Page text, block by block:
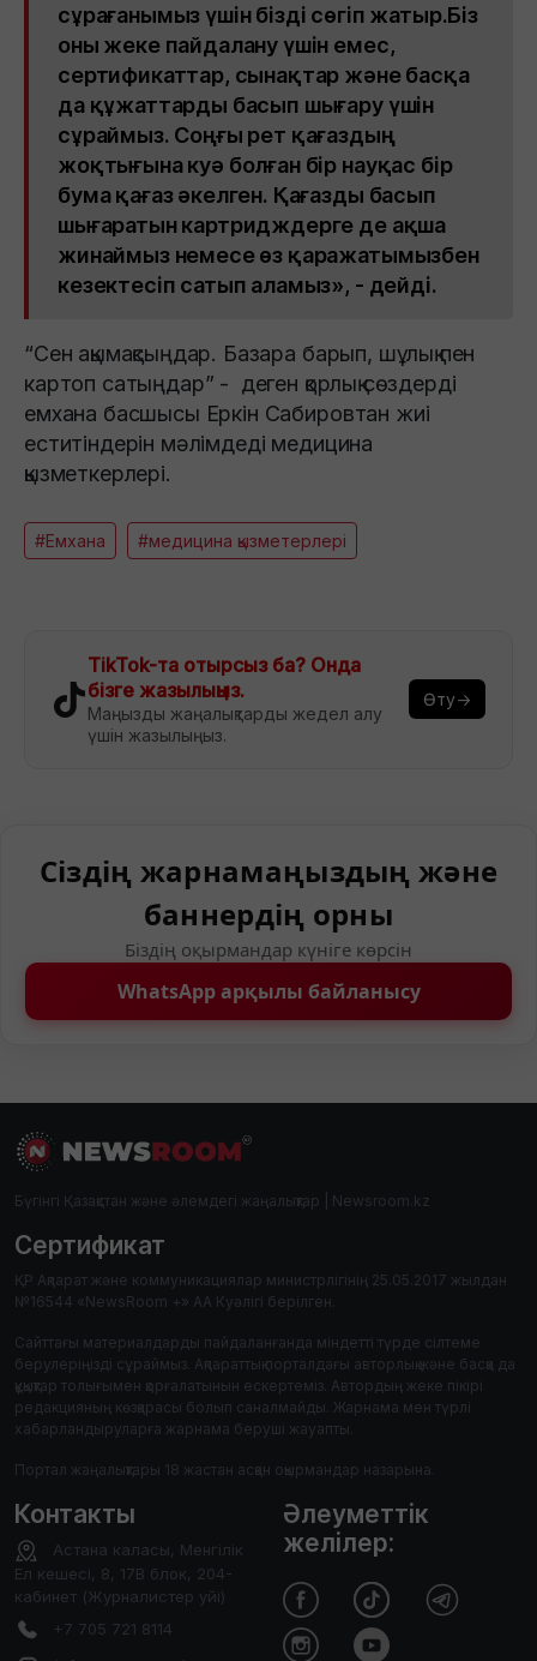
сұрағанымыз үшін бізді сөгіп жатыр.Біз
оны жеке пайдалану үшін емес,
сертификаттар, сынақтар және басқа
да құжаттарды басып шығару үшін
сұраймыз. Соңғы рет қағаздың
жоқтығына куә болған бір науқас бір
бума қағаз әкелген. Қағазды басып
шығаратын картридждерге де ақша
жинаймыз немесе өз қаражатымызбен
кезектесіп сатып аламыз», - дейді.
“Сен ақымақсыңдар. Базара барып, шұлық пен
картоп сатыңдар” - деген қорлық сөздерді
емхана басшысы Еркін Сабировтан жиі
еститіндерін мәлімдеді медицина
қызметкерлері.
#Емхана #медицина қызметерлері
TikTok-та отырсыз ба? Онда
бізге жазылыңыз.
Маңызды жаңалықтарды жедел алу
үшін жазылыңыз.
Өту→
Сіздің жарнамаңыздың және
баннердің орны
Біздің оқырмандар күніге көрсін
WhatsApp арқылы байланысу
Бүгінгі Қазақстан және әлемдегі жаңалықтар | Newsroom.kz
Сертификат
ҚР Ақпарат және коммуникациялар министрлігінің 25.05.2017 жылдан
№16544 «NewsRoom +» АА Куәлігі берілген.
Сайттағы материалдарды пайдаланғанда міндетті түрде сілтеме
берулеріңізді сұраймыз. Ақпараттық порталдағы авторлық және басқа да
құқықтар толығымен қорғалатынын ескертеміз. Автордың жеке пікірі
редакцияның көзқарасы болып саналмайды. Жарнама мен түрлі
хабарландыруларға жарнама беруші жауапты.
Портал жаңалықтары 18 жастан асқан оқырмандар назарына.
Контакты
Астана каласы, Менгілік
Ел кешесі, 8, 17В блок, 204-
кабинет (Журналистер уйі)
+7 705 721 8114
Әлеуметтік
желілер: